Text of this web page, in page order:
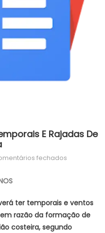
E Rajadas De
fechadosem
temporais
e
rajadas
ter temporais e ventos
razão da formação de
costeira, segundo